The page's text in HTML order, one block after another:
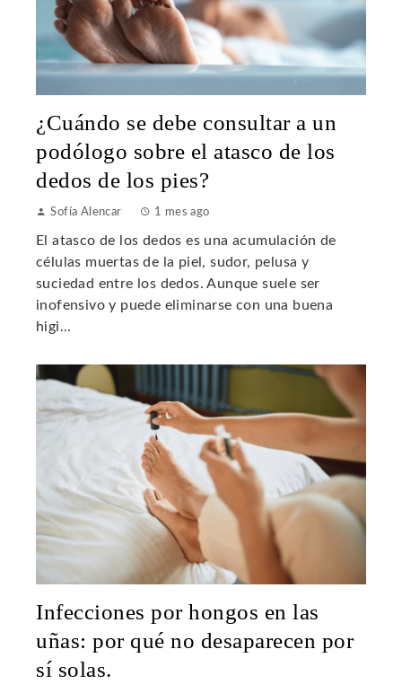
¿Cuándo se debe consultar a un
podólogo sobre el atasco de los
dedos de los pies?
Sofía Alencar 1 mes ago
El atasco de los dedos es una acumulación de
células muertas de la piel, sudor, pelusa y
suciedad entre los dedos. Aunque suele ser
inofensivo y puede eliminarse con una buena
higi...
Infecciones por hongos en las
uñas: por qué no desaparecen por
sí solas.